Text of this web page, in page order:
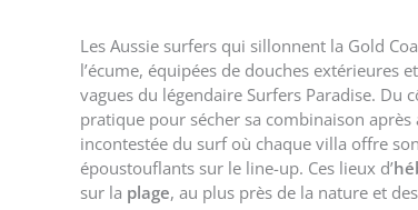
Les Aussie surfers qui sillonnent la Gold
l’écume, équipées de douches extérieures
vagues du légendaire Surfers Paradise. Du
pratique pour sécher sa combinaison
incontestée du surf où chaque villa offre
époustouflants sur le line-up. Ces lieux d’
sur la plage, au plus près de la nature et